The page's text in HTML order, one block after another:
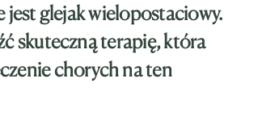
jest glejak wielopostaciowy.
skuteczną terapię, która
chorych na ten